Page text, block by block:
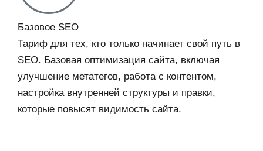
Базовое SEO
Тариф для тех, кто только начинает свой путь в
SEO. Базовая оптимизация сайта, включая
улучшение метатегов, работа с контентом,
настройка внутренней структуры и правки,
которые повысят видимость сайта.